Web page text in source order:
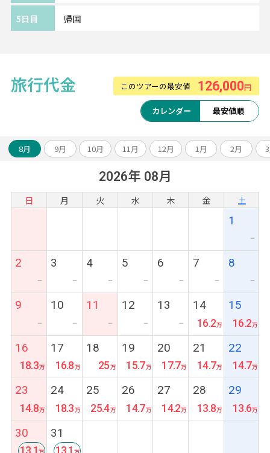
ベトナム各地に接続可能で、他エリアとの周
遊もベトナム航空で可能です。
5日目 帰国
旅行代金 このツアーの最安値 126,000円
カレンダー 最安値順
8月 9月 10月 11月 12月 1月 2月
2026年 08月
日 月 火 水 木 金 土
1
ー
2
ー
3
ー
4
ー
5
ー
6
ー
7
ー
8
ー
9
ー
10
ー
11
ー
12
ー
13
ー
14
16.2
15
16.2
16
18.3
17
16.8
18
25
19
15.7
20
17.7
21
14.7
22
14.7
23
14.8
24
18.3
25
25.4
26
14.7
27
14.2
28
13.8
29
13.6
30 31